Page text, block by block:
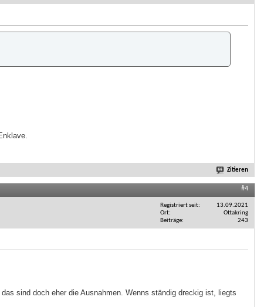
Zitieren
#4
Registriert seit
13.09.2021
Ort
Ottakring
Beiträge
243
sind doch eher die Ausnahmen. Wenns ständig dreckig ist, liegts